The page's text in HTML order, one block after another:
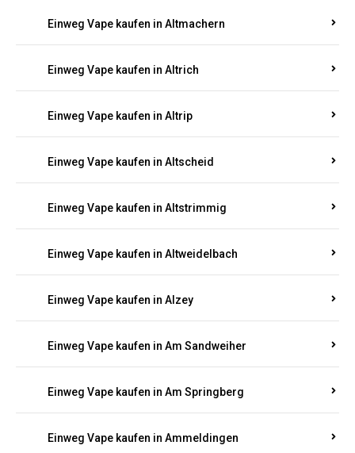
Einweg Vape kaufen in Altmachern
Einweg Vape kaufen in Altrich
Einweg Vape kaufen in Altrip
Einweg Vape kaufen in Altscheid
Einweg Vape kaufen in Altstrimmig
Einweg Vape kaufen in Altweidelbach
Einweg Vape kaufen in Alzey
Einweg Vape kaufen in Am Sandweiher
Einweg Vape kaufen in Am Springberg
Einweg Vape kaufen in Ammeldingen